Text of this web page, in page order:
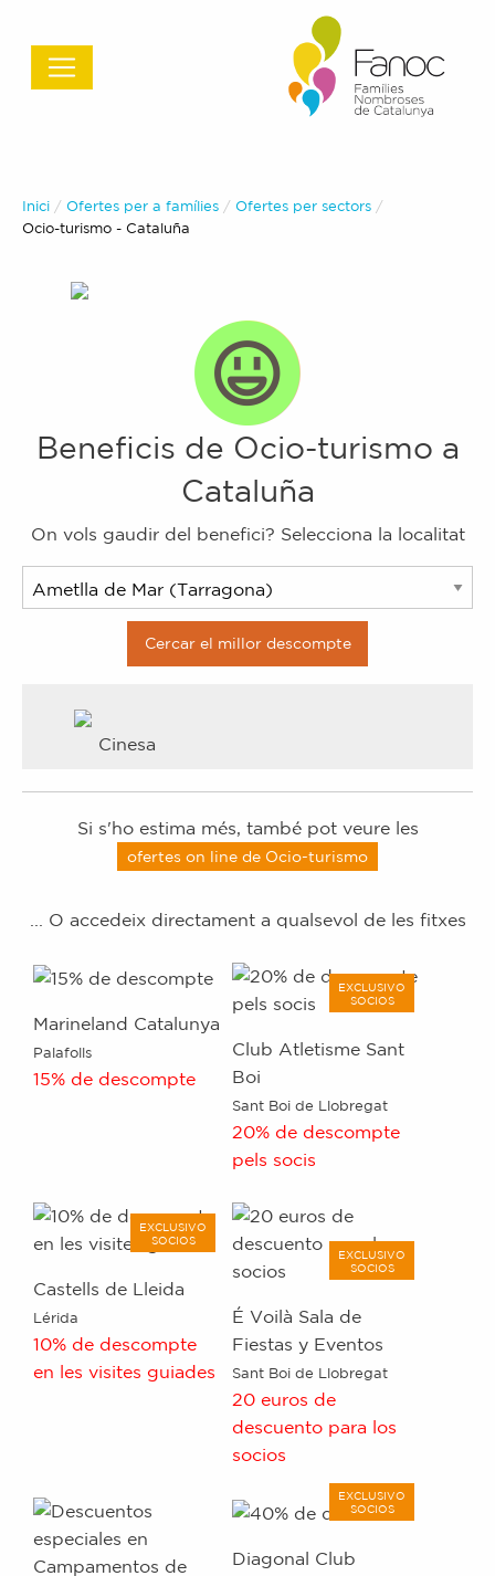
Inici Ofertes per a famílies
Ofertes per sectors
Actual:
Ocio-turismo - Cataluña
Beneficis de Ocio-turismo a
Cataluña
On vols gaudir del benefici? Selecciona la localitat
Cinesa
Si s'ho estima més, també pot veure les
ofertes on line de Ocio-turismo
... O accedeix directament a qualsevol de les fitxes
Marineland Catalunya
Palafolls
15% de descompte
EXCLUSIVO
SOCIOS
Club Atletisme Sant
Boi
Sant Boi de Llobregat
20% de descompte
pels socis
EXCLUSIVO
SOCIOS
Castells de Lleida
Lérida
10% de descompte
en les visites guiades
EXCLUSIVO
SOCIOS
É Voilà Sala de
Fiestas y Eventos
Sant Boi de Llobregat
20 euros de
descuento para los
socios
EXCLUSIVO
SOCIOS
Diagonal Club